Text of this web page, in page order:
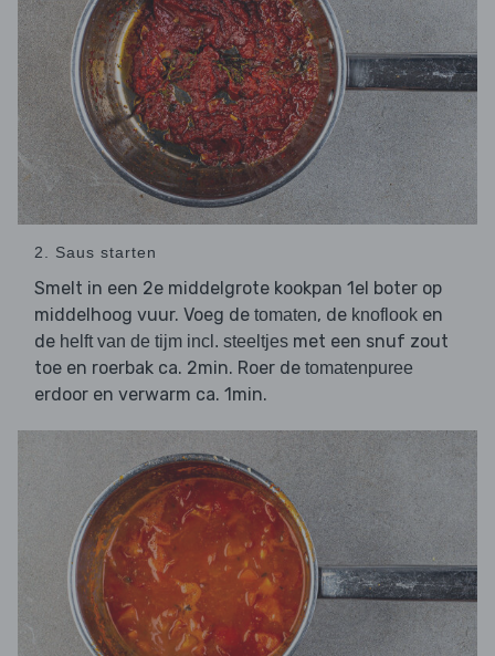
2. Saus starten
Smelt in een 2e middelgrote kookpan 1el boter op
middelhoog vuur. Voeg de tomaten, de knoflook en
de helft van de tijm incl. steeltjes met een snuf zout
toe en roerbak ca. 2min. Roer de tomatenpuree
erdoor en verwarm ca. 1min.